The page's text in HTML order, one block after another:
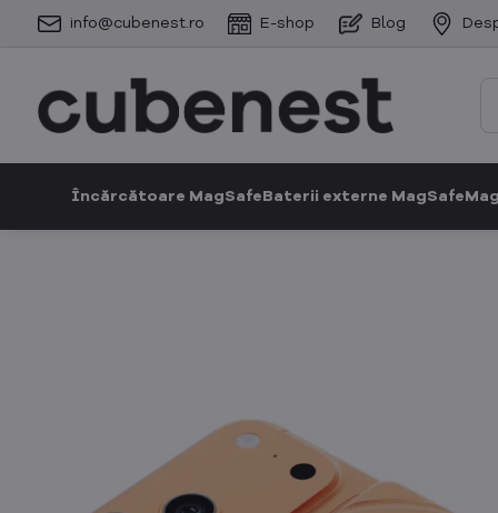
info@cubenest.ro E-shop Blog
Încărcătoare MagSafe Baterii externe MagSafe